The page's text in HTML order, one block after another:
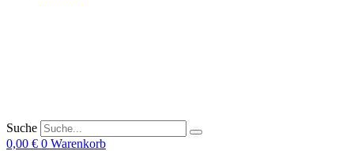
Suche
0,00 € 0 Warenkorb